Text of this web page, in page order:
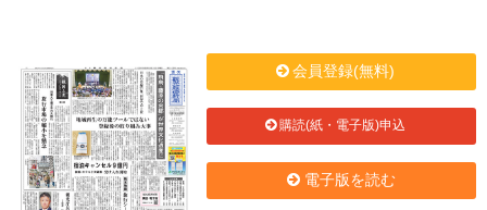
会員登録(無料)
購読(紙・電子版)申込
電子版を読む